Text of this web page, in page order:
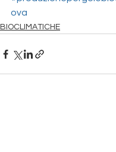
ova
BIOCLIMATICHE